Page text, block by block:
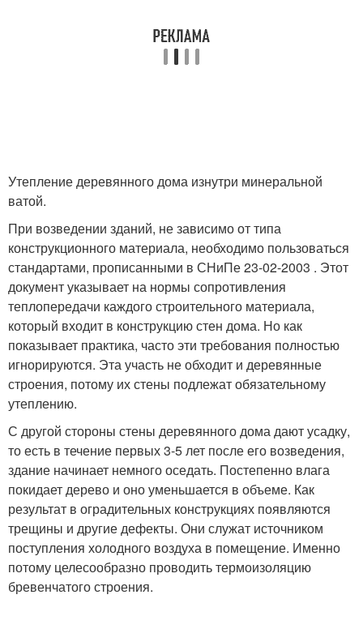
Утепление деревянного дома изнутри минеральной
ватой.
При возведении зданий, не зависимо от типа
конструкционного материала, необходимо пользоваться
стандартами, прописанными в СНиПе 23-02-2003 . Этот
документ указывает на нормы сопротивления
теплопередачи каждого строительного материала,
который входит в конструкцию стен дома. Но как
показывает практика, часто эти требования полностью
игнорируются. Эта участь не обходит и деревянные
строения, потому их стены подлежат обязательному
утеплению.
С другой стороны стены деревянного дома дают усадку,
то есть в течение первых 3-5 лет после его возведения,
здание начинает немного оседать. Постепенно влага
покидает дерево и оно уменьшается в объеме. Как
результат в оградительных конструкциях появляются
трещины и другие дефекты. Они служат источником
поступления холодного воздуха в помещение. Именно
потому целесообразно проводить термоизоляцию
бревенчатого строения.